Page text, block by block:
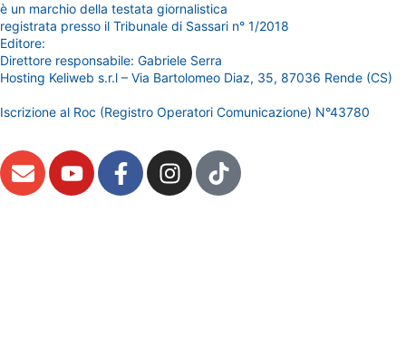
è un marchio della testata giornalistica
registrata presso il Tribunale di Sassari n° 1/2018
Editore:
Direttore responsabile: Gabriele Serra
Hosting Keliweb s.r.l – Via Bartolomeo Diaz, 35, 87036 Rende (CS)
Iscrizione al Roc (Registro Operatori Comunicazione) N°43780